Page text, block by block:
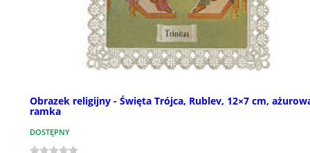
Obrazek religijny - Święta Trójca, Rublev, 12×7 cm,
ramka
DOSTĘPNY